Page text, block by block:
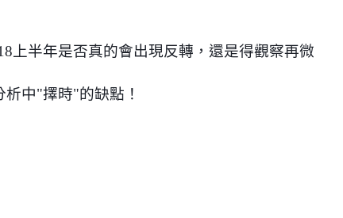
上半年是否真的會出現反轉，還是得觀察再微
析中"擇時"的缺點！